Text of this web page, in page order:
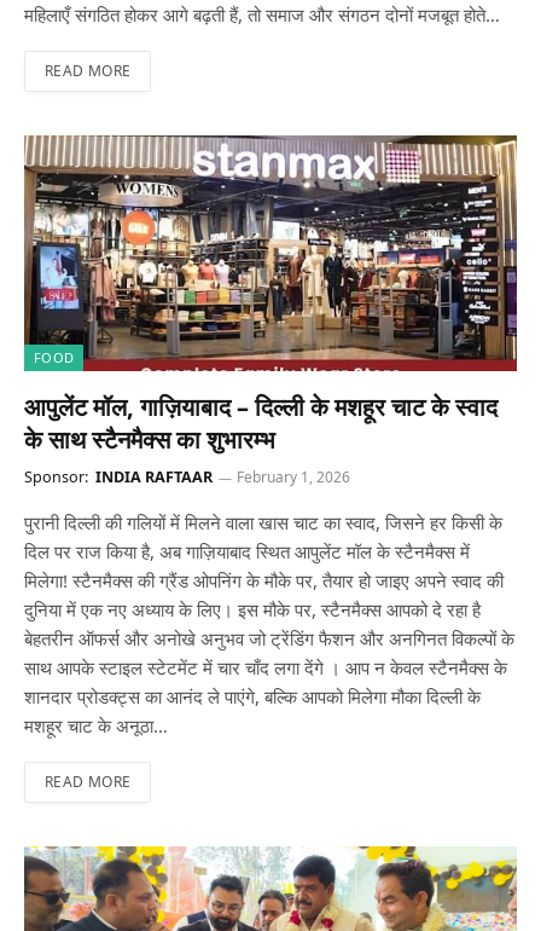
महिलाएँ संगठित होकर आगे बढ़ती हैं, तो समाज और संगठन दोनों मजबूत होते…
READ MORE
FOOD
आपुलेंट मॉल, गाज़ियाबाद – दिल्ली के मशहूर चाट के स्वाद
के साथ स्टैनमैक्स का शुभारम्भ
Sponsor: INDIA RAFTAAR February 1, 2026
पुरानी दिल्ली की गलियों में मिलने वाला खास चाट का स्वाद, जिसने हर किसी के
दिल पर राज किया है, अब गाज़ियाबाद स्थित आपुलेंट मॉल के स्टैनमैक्स में
मिलेगा! स्टैनमैक्स की ग्रैंड ओपनिंग के मौके पर, तैयार हो जाइए अपने स्वाद की
दुनिया में एक नए अध्याय के लिए। इस मौके पर, स्टैनमैक्स आपको दे रहा है
बेहतरीन ऑफर्स और अनोखे अनुभव जो ट्रेंडिंग फैशन और अनगिनत विकल्पों के
साथ आपके स्टाइल स्टेटमेंट में चार चाँद लगा देंगे । आप न केवल स्टैनमैक्स के
शानदार प्रोडक्ट्स का आनंद ले पाएंगे, बल्कि आपको मिलेगा मौका दिल्ली के
मशहूर चाट के अनूठा…
READ MORE